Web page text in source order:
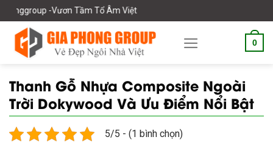
Skip
to
content
Tầm Tổ Âm Việt
0
Thanh Gỗ Nhựa Composite Ngoài
Trời Dokywood Và Ưu Điểm Nổi Bật
5/5 - (1 bình chọn)